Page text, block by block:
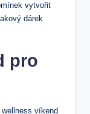
vytvořit
dárek
pro
víkend